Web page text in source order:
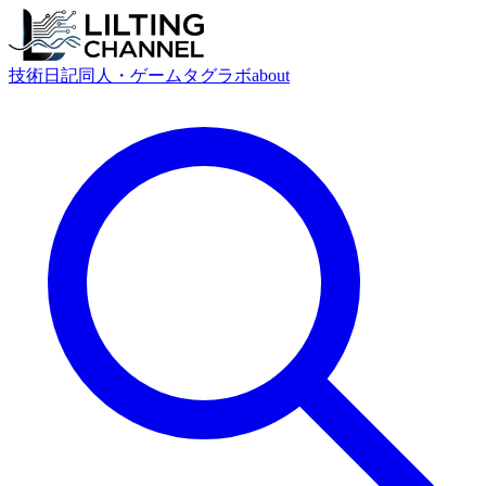
技術日記同人・ゲーム タグラボabout